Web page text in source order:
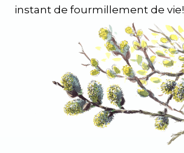
instant de fourmillement de vie!